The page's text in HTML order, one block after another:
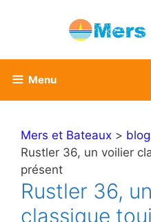
Menu
Mers et Bateaux >
Rustler 36, un voilier
présent
Rustler 36,
classique